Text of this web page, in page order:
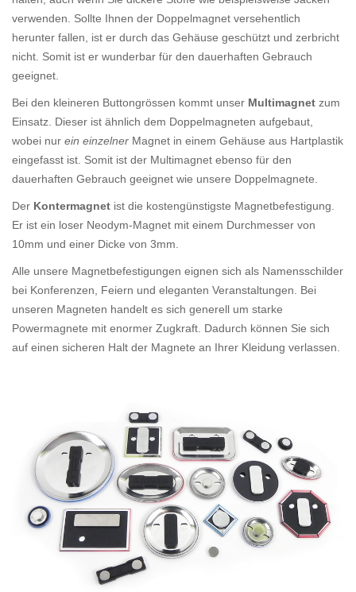
verwenden. Sollte Ihnen der Doppelmagnet versehentlich
herunter fallen, ist er durch das Gehäuse geschützt und zerbricht
nicht. Somit ist er wunderbar für den dauerhaften Gebrauch
geeignet.
Bei den kleineren Buttongrössen kommt unser Multimagnet zum
Einsatz. Dieser ist ähnlich dem Doppelmagneten aufgebaut,
wobei nur ein einzelner Magnet in einem Gehäuse aus Hartplastik
eingefasst ist. Somit ist der Multimagnet ebenso für den
dauerhaften Gebrauch geeignet wie unsere Doppelmagnete.
Der Kontermagnet ist die kostengünstigste Magnetbefestigung.
Er ist ein loser Neodym-Magnet mit einem Durchmesser von
10mm und einer Dicke von 3mm.
Alle unsere Magnetbefestigungen eignen sich als Namensschilder
bei Konferenzen, Feiern und eleganten Veranstaltungen. Bei
unseren Magneten handelt es sich generell um starke
Powermagnete mit enormer Zugkraft. Dadurch können Sie sich
auf einen sicheren Halt der Magnete an Ihrer Kleidung verlassen.